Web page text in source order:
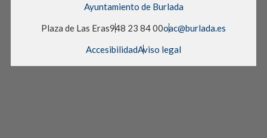
Ayuntamiento de Burlada
Plaza de Las Eras948 23 84 00oac@burlada.es
AccesibilidadAviso legal